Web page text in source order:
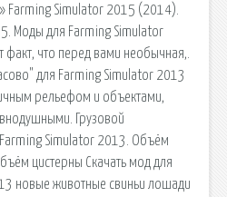
Farming Simulator 2015 (2014).
Моды для Farming Simulator
факт, что перед вами необычная,.
для Farming Simulator 2013
рельефом и объектами,
Грузовой
Simulator 2013. Объём
цистерны Скачать мод для
новые животные свиньи лошади